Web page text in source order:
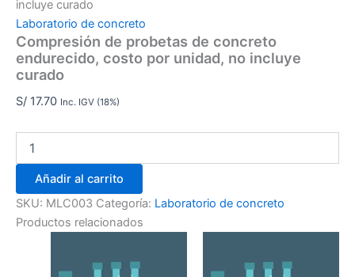
incluye curado
Laboratorio de concreto
Compresión de probetas de concreto
endurecido, costo por unidad, no incluye
curado
S/ 17.70 Inc. IGV (18%)
Añadir al carrito
SKU: MLC003 Categoría: Laboratorio de concreto
Productos relacionados